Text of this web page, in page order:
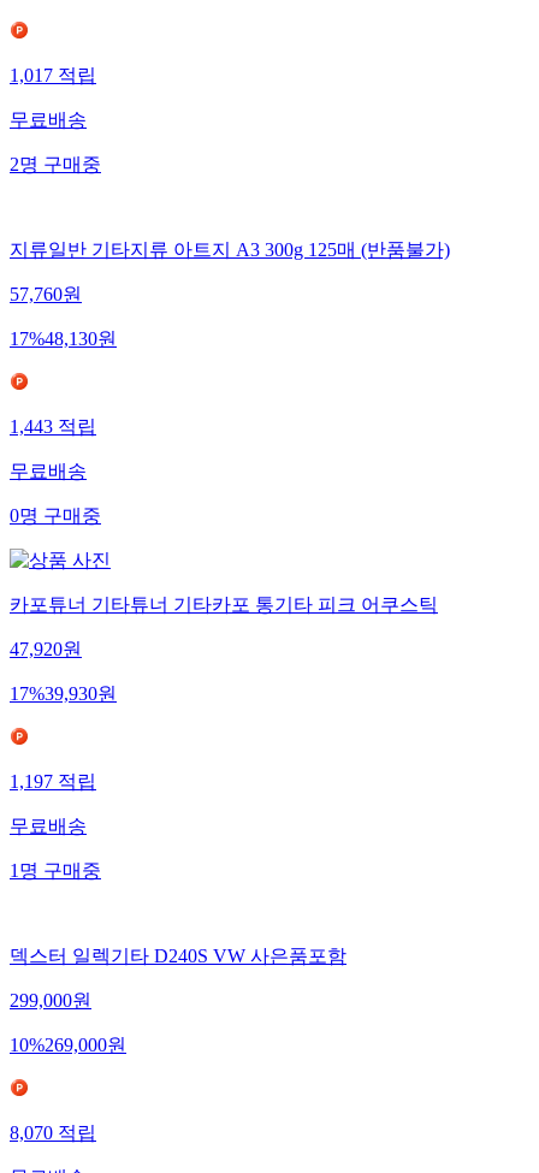
1,017 적립
무료배송
2명 구매중
지류일반 기타지류 아트지 A3 300g 125매 (반품불가)
57,760원
17%48,130원
1,443 적립
무료배송
0명 구매중
카포튜너 기타튜너 기타카포 통기타 피크 어쿠스틱
47,920원
17%39,930원
1,197 적립
무료배송
1 명 구매중
덱스터 일렉기타 D240S VW 사은품포함
299,000원
10%269,000원
8,070적립